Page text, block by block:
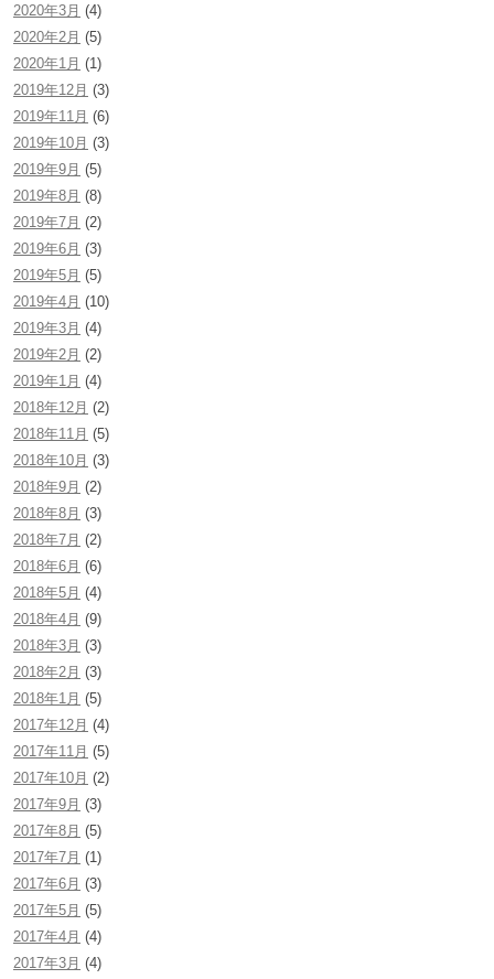
2020年3月 (4)
2020年2月 (5)
2020年1月 (1)
2019年12月 (3)
2019年11月 (6)
2019年10月 (3)
2019年9月 (5)
2019年8月 (8)
2019年7月 (2)
2019年6月 (3)
2019年5月 (5)
2019年4月 (10)
2019年3月 (4)
2019年2月 (2)
2019年1月 (4)
2018年12月 (2)
2018年11月 (5)
2018年10月 (3)
2018年9月 (2)
2018年8月 (3)
2018年7月 (2)
2018年6月 (6)
2018年5月 (4)
2018年4月 (9)
2018年3月 (3)
2018年2月 (3)
2018年1月 (5)
2017年12月 (4)
2017年11月 (5)
2017年10月 (2)
2017年9月 (3)
2017年8月 (5)
2017年7月 (1)
2017年6月 (3)
2017年5月 (5)
2017年4月 (4)
2017年3月 (4)